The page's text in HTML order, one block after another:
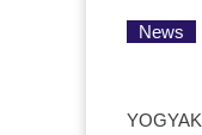
News